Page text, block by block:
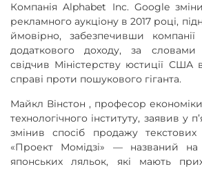
Компанія Alphabet Inc. Google
рекламного аукціону в 2017 році,
ймовірно, забезпечивши компанії
додаткового доходу, за словами
свідчив Міністерству юстиції США
справі проти пошукового гіганта.
Майкл Вінстон , професор
технологічного інституту, заявив у
змінив спосіб продажу
«Проект Момідзі» — названий на
японських ляльок, які мають